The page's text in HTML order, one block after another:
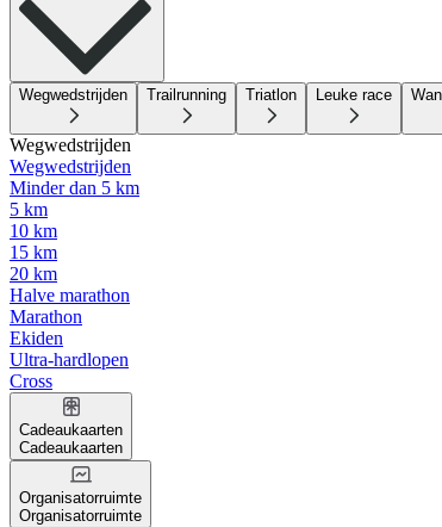
Wegwedstrijden Trailrunning Triatlon Leuke race
Wegwedstrijden
Wegwedstrijden
Minder dan 5 km
5 km
10 km
15 km
20 km
Halve marathon
Marathon
Ekiden
Ultra-hardlopen
Cross
Cadeaukaarten
Cadeaukaarten
Organisatorruimte
Organisatorruimte